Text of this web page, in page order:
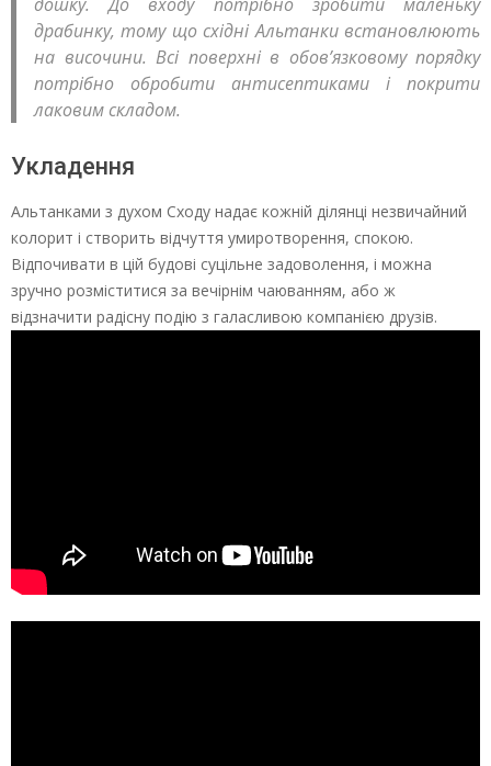
дошку. До входу потрібно зробити маленьку
драбинку, тому що східні Альтанки встановлюють
на височини. Всі поверхні в обов’язковому порядку
потрібно обробити антисептиками і покрити
лаковим складом.
Укладення
Альтанками з духом Сходу надає кожній ділянці незвичайний
колорит і створить відчуття умиротворення, спокою.
Відпочивати в цій будові суцільне задоволення, і можна
зручно розміститися за вечірнім чаюванням, або ж
відзначити радісну подію з галасливою компанією друзів.